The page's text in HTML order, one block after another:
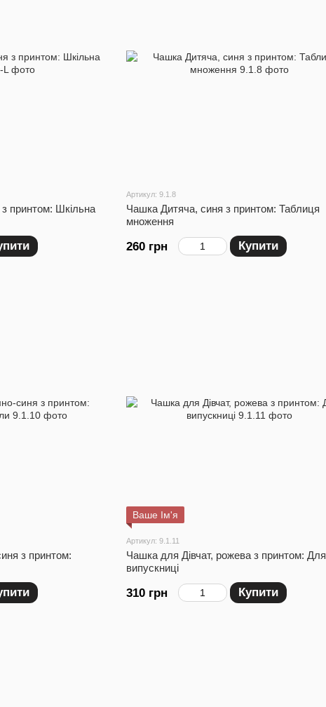
принтом: Шкільна
Артикул: 9.1.8
Чашка Дитяча, синя з принтом: Таблиця
множення
260 грн Купити
з принтом:
Ваше Ім'я
Артикул: 9.1.11
Чашка для Дівчат, рожева з принтом: Для
випускниці
310 грн Купити